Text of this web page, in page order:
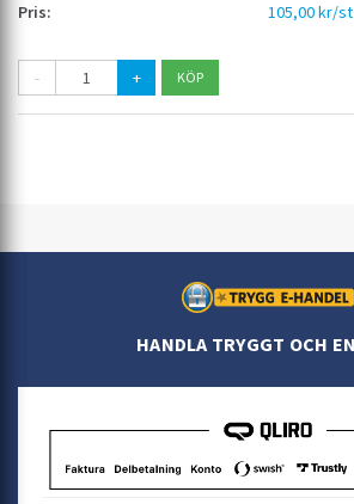
105,00 kr/st
- +
HANDLA TRYGGT OCH